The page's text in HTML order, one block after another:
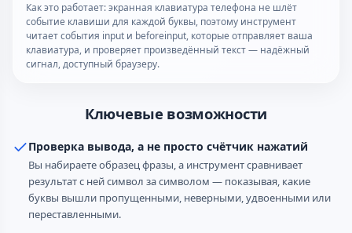
Как это работает: экранная клавиатура телефона не шлёт
событие клавиши для каждой буквы, поэтому инструмент
читает события input и beforeinput, которые отправляет ваша
клавиатура, и проверяет произведённый текст — надёжный
сигнал, доступный браузеру.
Ключевые возможности
Проверка вывода, а не просто счётчик нажатий
Вы набираете образец фразы, а инструмент сравнивает
результат с ней символ за символом — показывая, какие
буквы вышли пропущенными, неверными, удвоенными или
переставленными.